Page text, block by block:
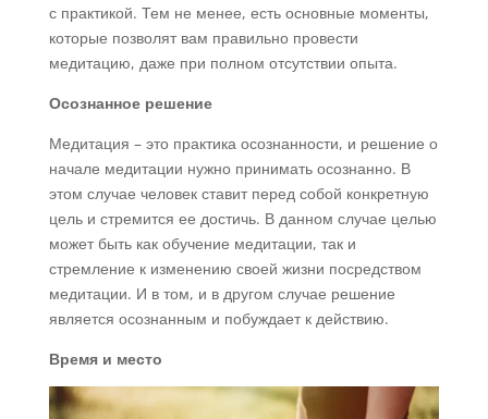
с практикой. Тем не менее, есть основные моменты,
которые позволят вам правильно провести
медитацию, даже при полном отсутствии опыта.
Осознанное решение
Медитация – это практика осознанности, и решение о
начале медитации нужно принимать осознанно. В
этом случае человек ставит перед собой конкретную
цель и стремится ее достичь. В данном случае целью
может быть как обучение медитации, так и
стремление к изменению своей жизни посредством
медитации. И в том, и в другом случае решение
является осознанным и побуждает к действию.
Время и место